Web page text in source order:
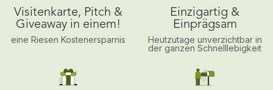
Visitenkarte, Pitch &
Giveaway in einem!
eine Riesen Kostenersparnis
Einzigartig &
Einprägsam
Heutzutage unverzichtbar in
der ganzen Schnelllebigkeit